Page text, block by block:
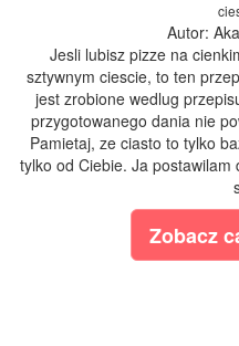
Autor:
Jesli lubisz pizze na
sztywnym ciescie, to ten
jest zrobione wedlug
przygotowanego dania nie
Pamietaj, ze ciasto to tylko
tylko od Ciebie. Ja postawilam
Zobacz